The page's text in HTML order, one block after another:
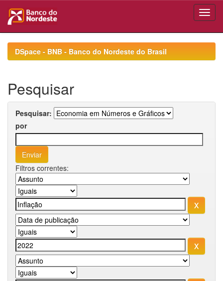
navigationDSpace - BNB - Banco do Nordeste do Brasil
Pesquisar
Pesquisar:
por
Filtros correntes: